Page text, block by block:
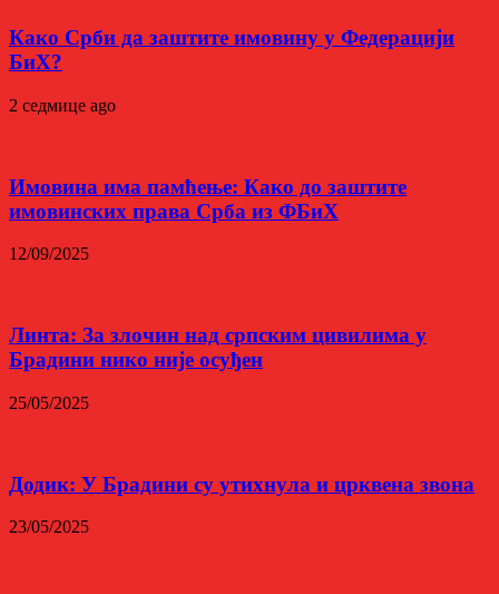
Како Срби да заштите имовину у Федерацији
БиХ?
2 седмице ago
Имовина има памћење: Како до заштите
имовинских права Срба из ФБиХ
12/09/2025
Линта: За злочин над српским цивилима у
Брадини нико није осуђен
25/05/2025
Додик: У Брадини су утихнула и црквена звона
23/05/2025